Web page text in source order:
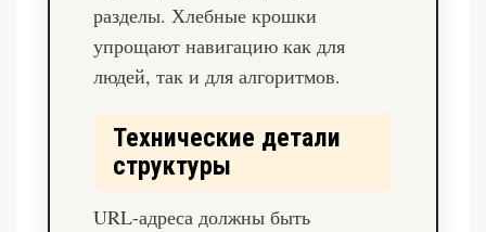
разделы. Хлебные крошки
упрощают навигацию как для
людей, так и для алгоритмов.
Технические детали
структуры
URL-адреса должны быть